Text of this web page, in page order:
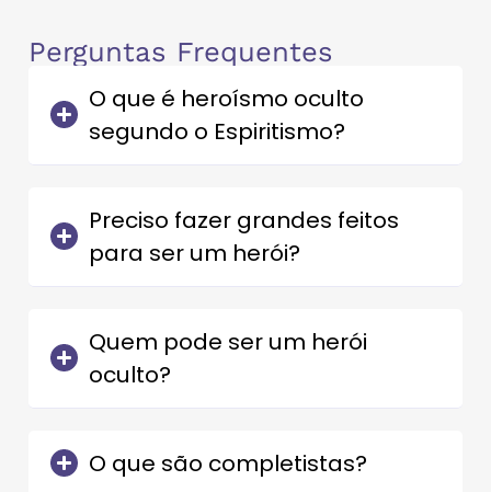
Perguntas Frequentes
O que é heroísmo oculto
segundo o Espiritismo?
Preciso fazer grandes feitos
para ser um herói?
Quem pode ser um herói
oculto?
O que são completistas?